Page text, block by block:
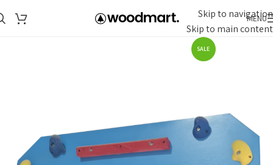
Skip to navigation
Skip to main content
MENU
SALE